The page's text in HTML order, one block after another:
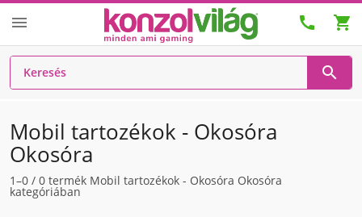
  

Mobil tartozékok - Okosóra
Okosóra
1–0 / 0 termék Mobil tartozékok - Okosóra Okosóra
kategóriában